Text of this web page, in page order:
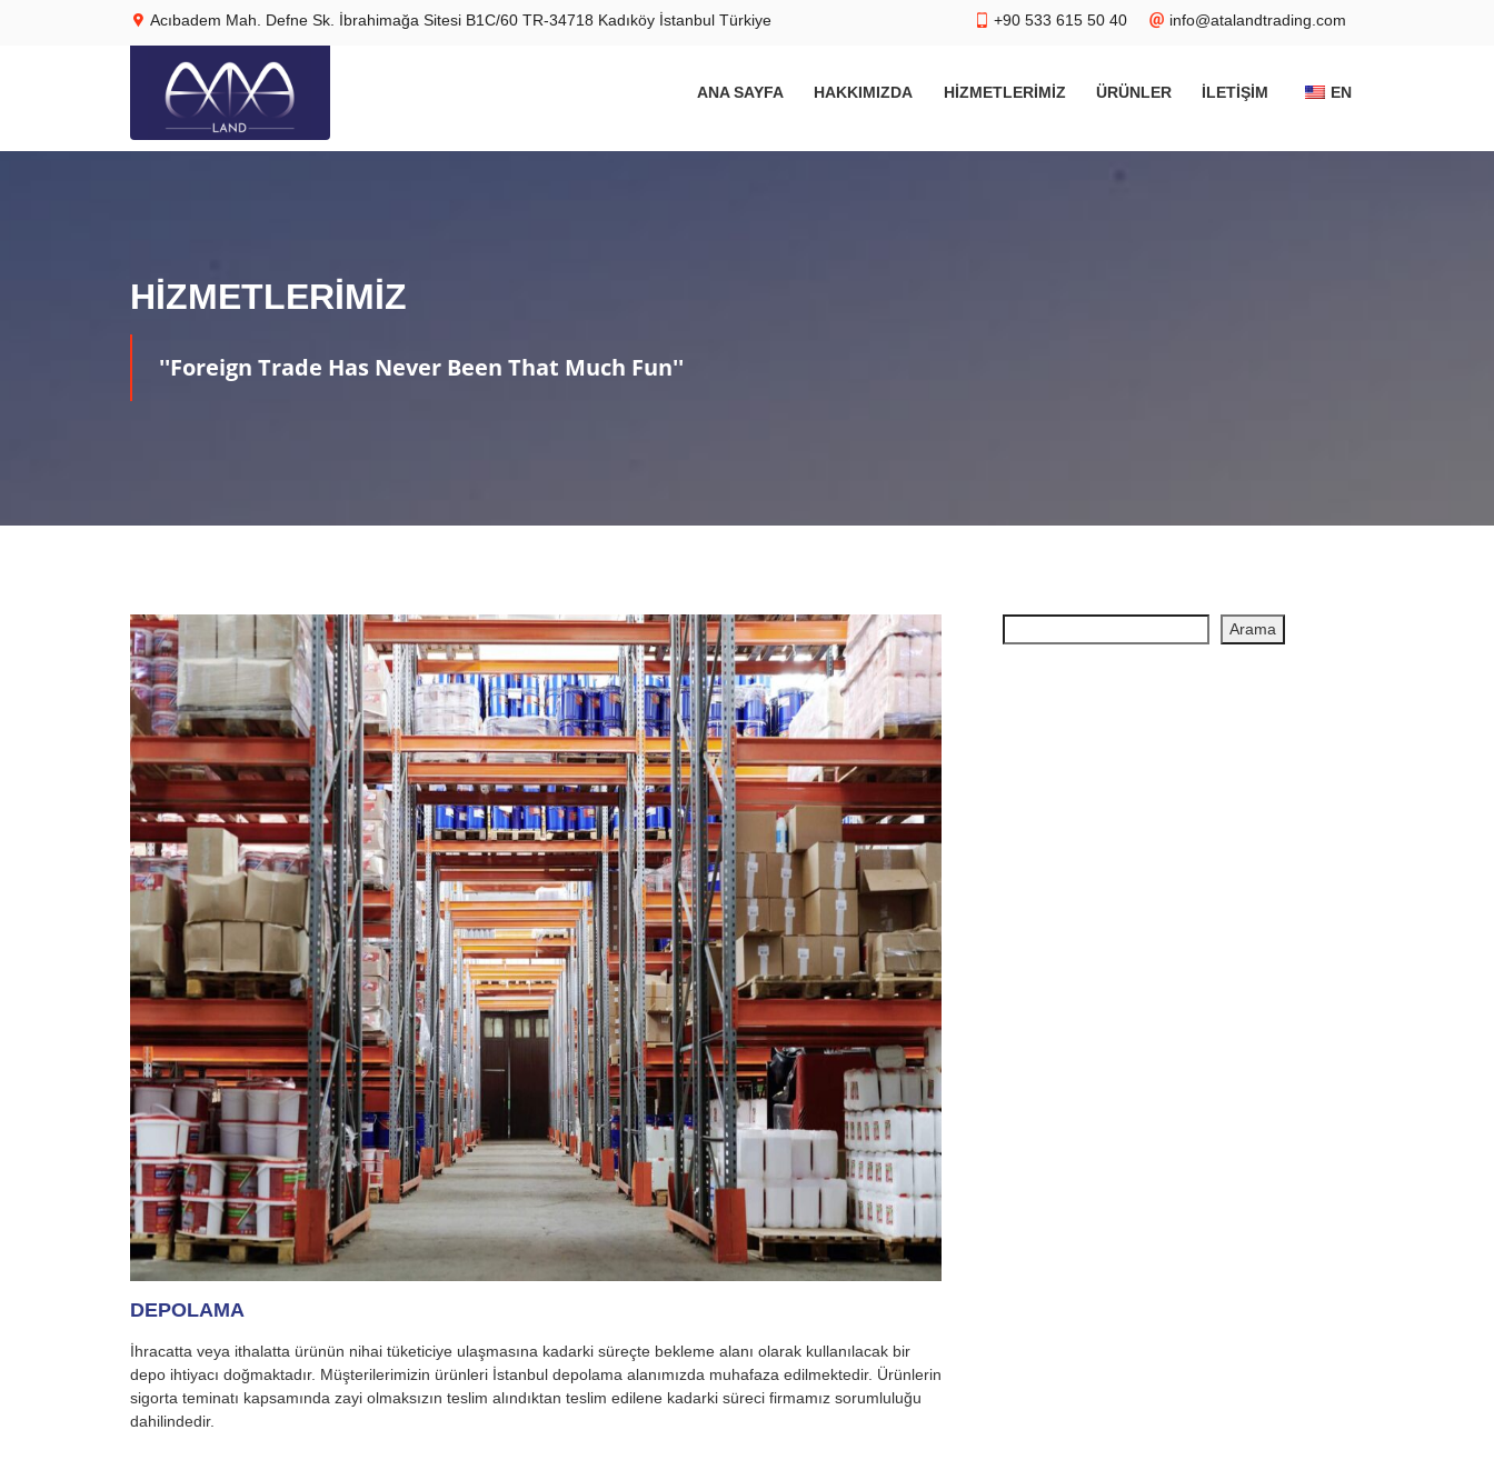
Acıbadem Mah. Defne Sk. İbrahimağa Sitesi B1C/60 TR-34718 Kadıköy İstanbul Türkiye +90 533 615 50 40 info@atalandtrading.com
ANA SAYFA HAKKIMIZDA HIZMETLERIMIZ ÜRÜNLER İLETIŞIM EN
HIZMETLERIMIZ
''Foreign Trade Has Never Been That Much Fun''
DEPOLAMA
İhracatta veya ithalatta ürünün nihai tüketiciye ulaşmasına kadarki süreçte bekleme alanı olarak kullanılacak bir
depo ihtiyacı doğmaktadır. Müşterilerimizin ürünleri İstanbul depolama alanımızda muhafaza edilmektedir. Ürünlerin
sigorta teminatı kapsamında zayi olmaksızın teslim alındıktan teslim edilene kadarki süreci firmamız sorumluluğu
dahilindedir.
Arama